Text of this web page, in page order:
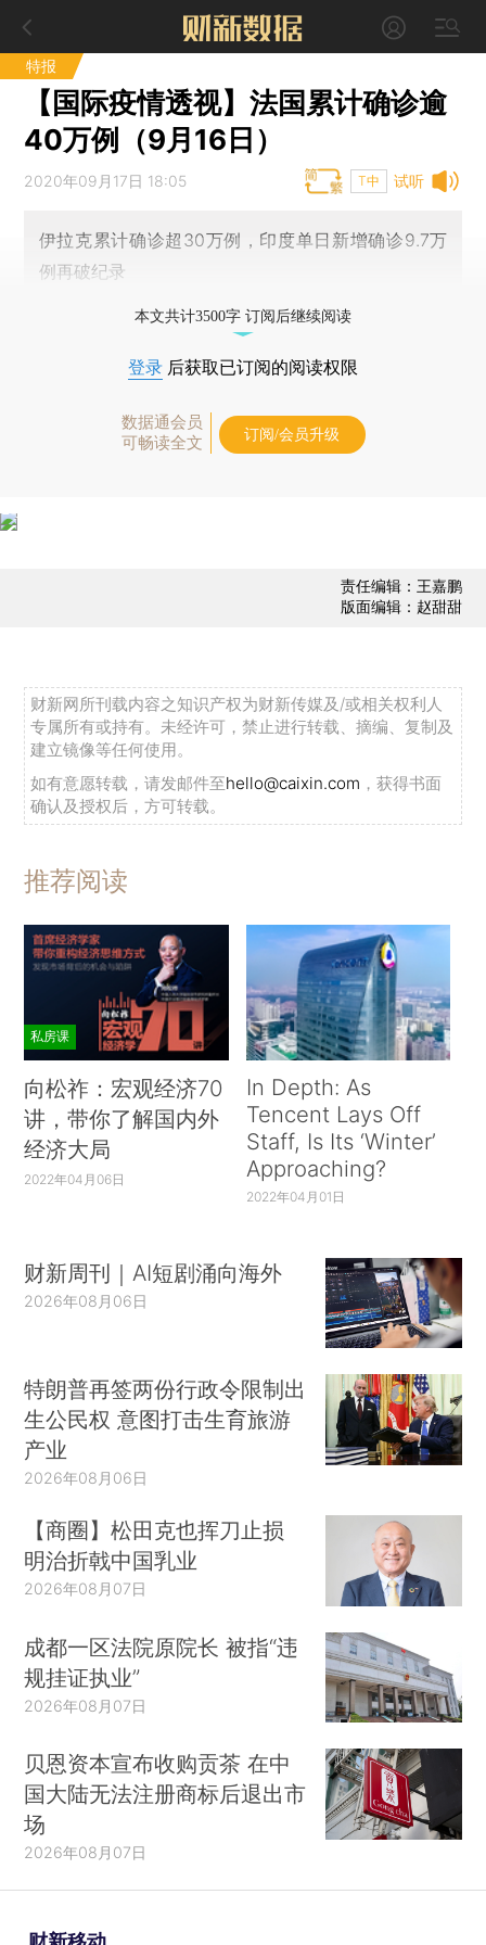
特报
【国际疫情透视】法国累计确诊逾
40万例（9月16日）
试听
2020年09月17日 18:05 T中
伊拉克累计确诊超30万例，印度单日新增确诊9.7万
例再破纪录
本文共计3500字 订阅后继续阅读
登录 后获取已订阅的阅读权限
数据通会员
可畅读全文
订阅/会员升级
责任编辑：王嘉鹏
版面编辑：赵甜甜
财新网所刊载内容之知识产权为财新传媒及/或相关权利人
专属所有或持有。未经许可，禁止进行转载、摘编、复制及
建立镜像等任何使用。
如有意愿转载，请发邮件至hello@caixin.com ，获得书面
确认及授权后，方可转载。
推荐阅读
私房课
向松祚：宏观经济70
讲，带你了解国内外
经济大局
2022年04月06日
In Depth: As
Tencent Lays Off
Staff, Is Its ‘Winter’
Approaching?
2022年04月01日
财新周刊｜AI短剧涌向海外
2026年08月06日
特朗普再签两份行政令限制出
生公民权 意图打击生育旅游
产业
2026年08月06日
【商圈】松田克也挥刀止损
明治折戟中国乳业
2026年08月07日
成都一区法院原院长 被指“违
规挂证执业”
2026年08月07日
贝恩资本宣布收购贡茶 在中
国大陆无法注册商标后退出市
场
2026年08月07日